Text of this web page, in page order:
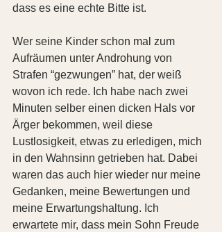
dass es eine echte Bitte ist.
Wer seine Kinder schon mal zum
Aufräumen unter Androhung von
Strafen “gezwungen” hat, der weiß
wovon ich rede. Ich habe nach zwei
Minuten selber einen dicken Hals vor
Ärger bekommen, weil diese
Lustlosigkeit, etwas zu erledigen, mich
in den Wahnsinn getrieben hat. Dabei
waren das auch hier wieder nur meine
Gedanken, meine Bewertungen und
meine Erwartungshaltung. Ich
erwartete mir, dass mein Sohn Freude